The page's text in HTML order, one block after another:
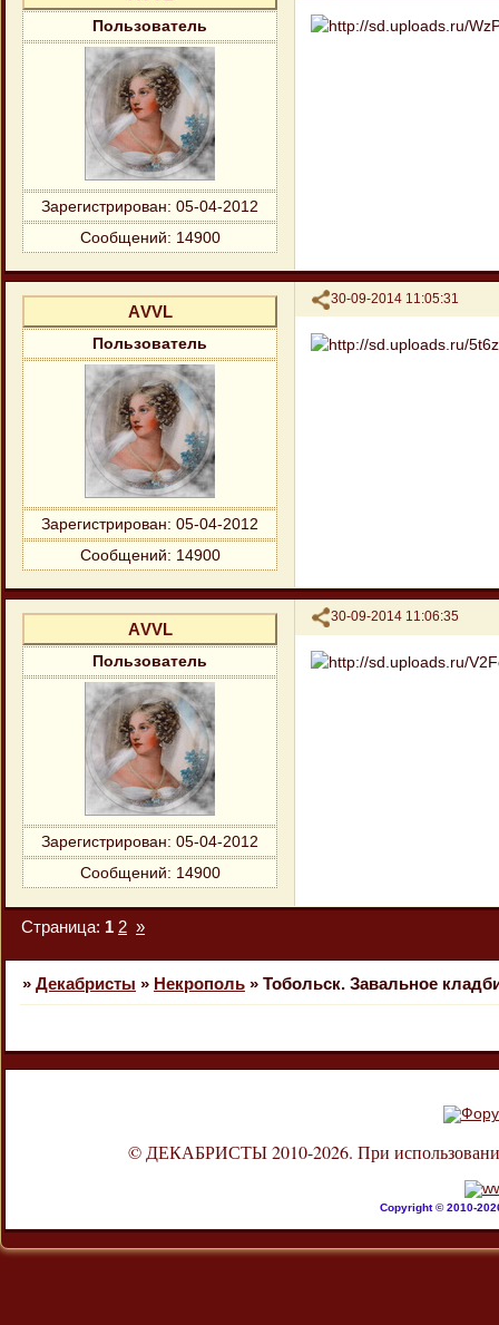
Пользователь
Зарегистрирован: 05-04-2012
Сообщений: 14900
Поделиться
30-09-2014 11:05:31
АVVL
Пользователь
Зарегистрирован: 05-04-2012
Сообщений: 14900
Поделиться
30-09-2014 11:06:35
АVVL
Пользователь
Зарегистрирован: 05-04-2012
Сообщений: 14900
Страница: 1 2 »
» Декабристы » Некрополь » Тобольск. Завальное
© ДЕКАБРИСТЫ 2010-2026. При использовании
Copyright © 2010-